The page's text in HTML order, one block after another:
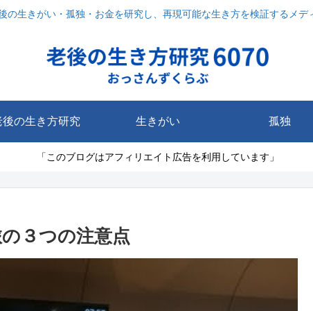
の生きがい・孤独・お金を研究し、再現可能な生き方を検証するメデ
後の生き方研究 生きがい 孤独
「このブログはアフィリエイト広告を利用しています」
３つの注意点